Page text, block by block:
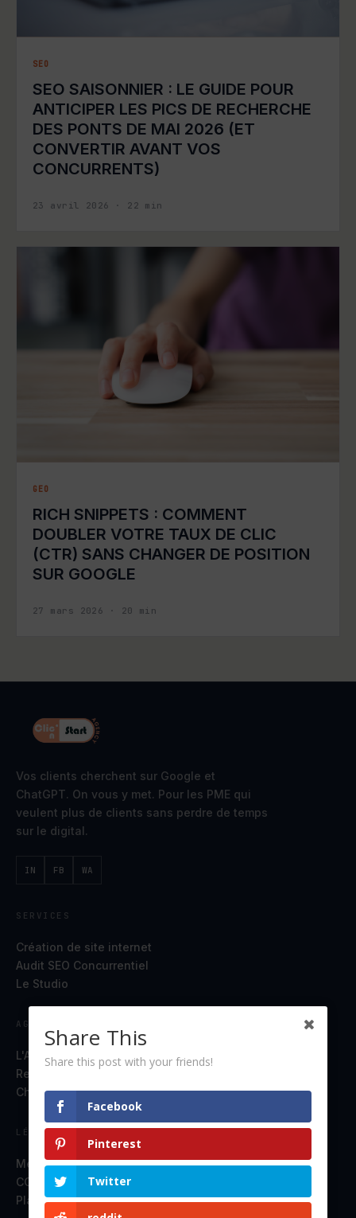
SEO
SEO SAISONNIER : LE GUIDE POUR
ANTICIPER LES PICS DE RECHERCHE
DES PONTS DE MAI 2026 (ET
CONVERTIR AVANT VOS
CONCURRENTS)
23 avril 2026 · 22 min
GEO
RICH SNIPPETS : COMMENT
DOUBLER VOTRE TAUX DE CLIC
(CTR) SANS CHANGER DE POSITION
SUR GOOGLE
27 mars 2026 · 20 min
Vos clients cherchent sur Google et
ChatGPT. On vous y met. Pour les PME qui
veulent plus de clients sans perdre de temps
sur le digital.
IN FB WA
SERVICES
Création de site internet
Audit SEO Concurrentiel
Le Studio
AGENCE
L'Agence
Ressources
Chat en direct
LÉGAL
Mentions légales
CGV
Plan du site
Share This
Share this post with your friends!
Facebook
Pinterest
Twitter